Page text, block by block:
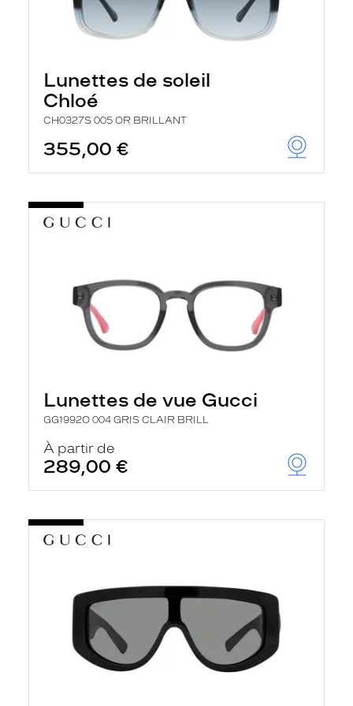
Lunettes de soleil
Chloé
CH0327S 005 OR BRILLANT
355,00 €
Lunettes de vue Gucci
GG1992O 004 GRIS CLAIR BRILL
À partir de
289,00 €